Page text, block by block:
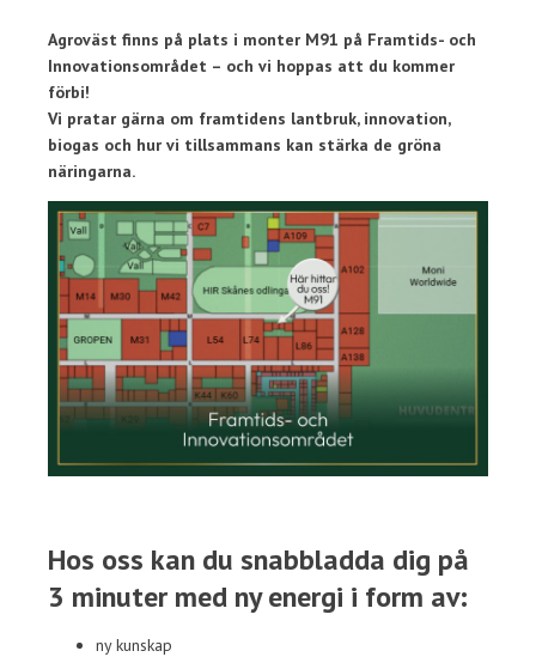
Agroväst finns på plats i monter M91 på Framtids- och
Innovationsområdet – och vi hoppas att du kommer
förbi!
Vi pratar gärna om framtidens lantbruk, innovation,
biogas och hur vi tillsammans kan stärka de gröna
näringarna.
Hos oss kan du snabbladda dig på
3 minuter med ny energi i form av:
ny kunskap